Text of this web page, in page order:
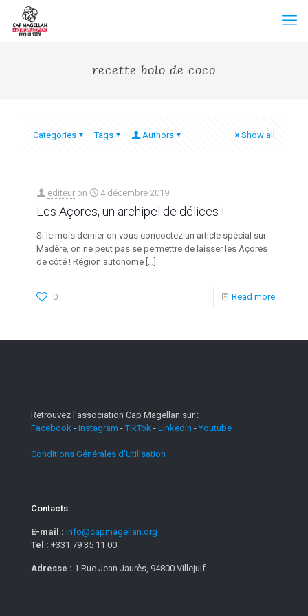
recette bolo de coco
Categories Tags Authors Show all
editeur on 4 décembre 2019
Les Açores, un archipel de délices !
Si le mois dernier on vous concoctez un article spécial sur
Madère, on ne peut pas se permettre de laisser les Açores
de côté ! Région autonome […]
0 Read more
Retrouvez l'association Cap Magellan sur :
Facebook - Instagram -TikTok - Linkedin - Youtube
Conditions Générales d'Utilisation
Contacts:
E-mail : info@capmagellan.org
Tel : +331 79 35 11 00
Adresse : 1 Rue Jean Jaurès, 94800 Villejuif